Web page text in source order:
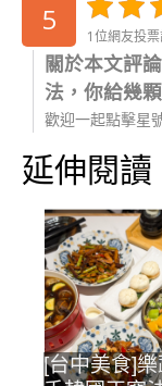
5 1位網友投
關於本文評
法，你給幾
歡迎一起點擊星
延伸閱讀
[台中美食]